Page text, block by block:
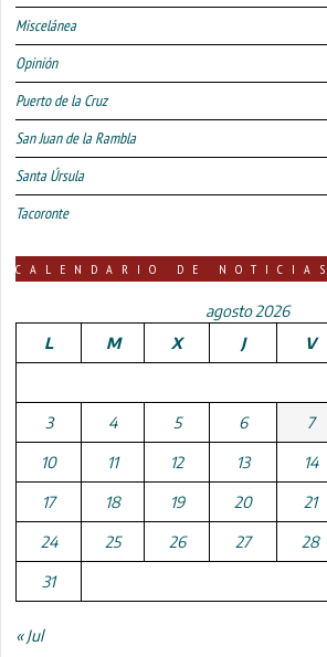
Miscelánea
Opinión
Puerto de la Cruz
San Juan de la Rambla
Santa Úrsula
Tacoronte
CALENDARIO DE NOTICIAS
agosto 2026
L
M X J V
3 4 5 6 7
10 11 12 13 14
17 18 19 20 21
24 25 26 27 28
31
« Jul